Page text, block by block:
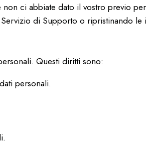
ci abbiate dato il vostro previo
di Supporto o ripristinando
Questi diritti sono:
personali.